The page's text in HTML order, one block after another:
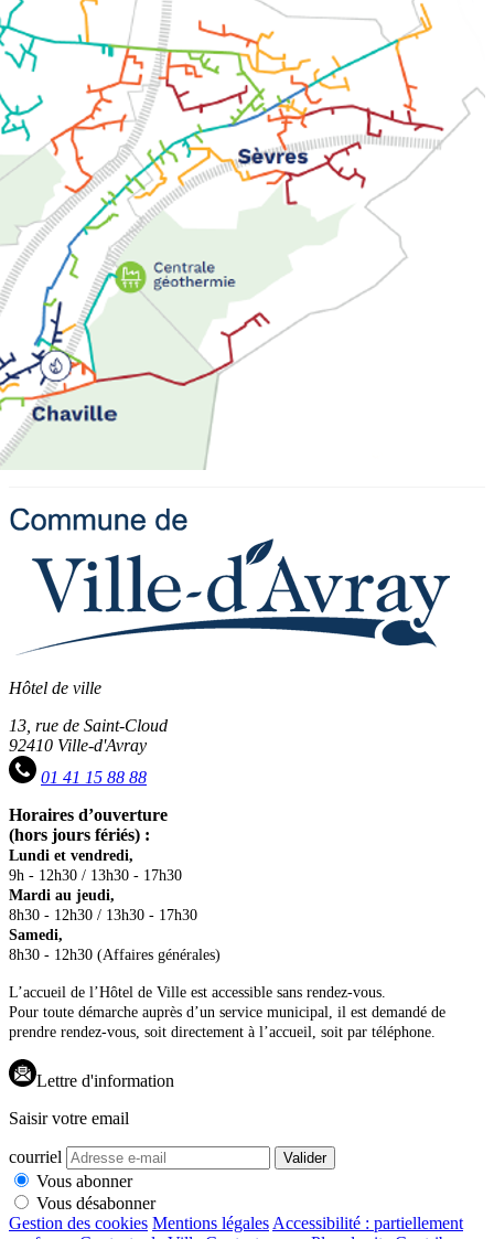
Hôtel de ville
13, rue de Saint-Cloud
92410 Ville-d'Avray
01 41 15 88 88
Horaires d’ouverture
(hors jours fériés) :
Lundi et vendredi,
9h - 12h30 / 13h30 - 17h30
Mardi au jeudi,
8h30 - 12h30 / 13h30 - 17h30
Samedi,
8h30 - 12h30 (Affaires générales)
L’accueil de l’Hôtel de Ville est accessible sans rendez-vous.
Pour toute démarche auprès d’un service municipal, il est demandé de
prendre rendez-vous, soit directement à l’accueil, soit par téléphone.
Lettre d'information
Saisir votre email
courriel Valider
Vous abonner
Vous désabonner
Gestion des cookies Mentions légales Accessibilité : partiellement